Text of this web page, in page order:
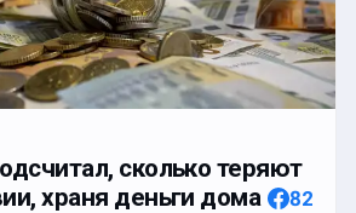
сколько теряют
храня деньги дома
82